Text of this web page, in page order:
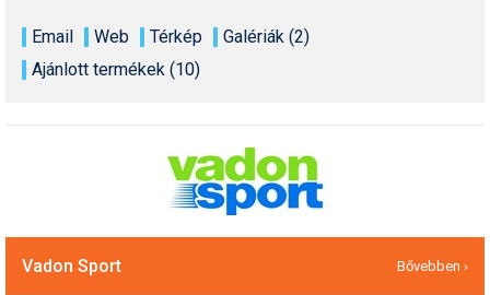
Email Web Térkép
Galériák (2)
Ajánlott termékek (10)
Vadon Sport Bővebben ›